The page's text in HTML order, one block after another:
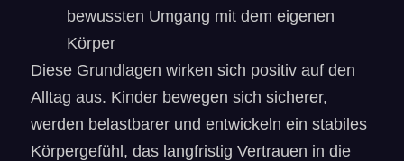
bewussten Umgang mit dem eigenen
Körper
Diese Grundlagen wirken sich positiv auf den
Alltag aus. Kinder bewegen sich sicherer,
werden belastbarer und entwickeln ein stabiles
Körpergefühl, das langfristig Vertrauen in die